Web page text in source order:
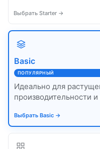
Выбрать Starter →
Basic
ПОПУЛЯРНЫЙ
Идеально для
производительности
Выбрать Basic →